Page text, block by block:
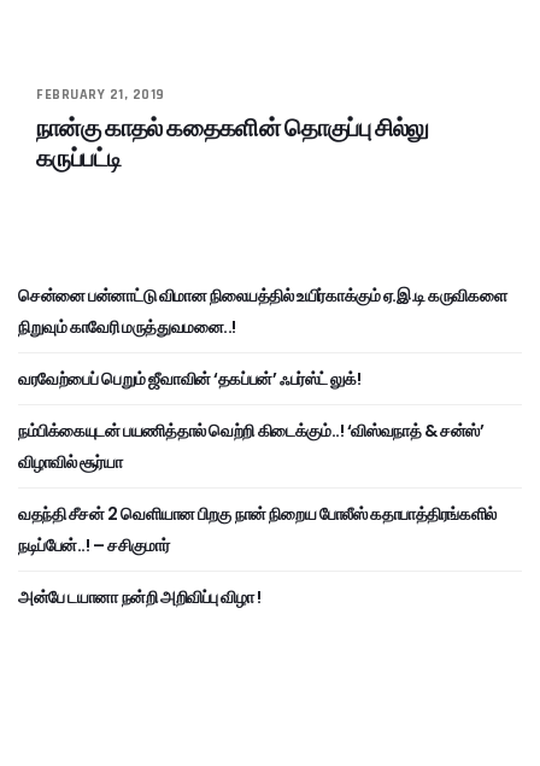
FEBRUARY 21, 2019
நான்கு காதல் கதைகளின் தொகுப்பு சில்லு
கருப்பட்டி
சென்னை பன்னாட்டு விமான நிலையத்தில் உயிர்காக்கும் ஏ.இ.டி கருவிகளை
நிறுவும் காவேரி மருத்துவமனை..!
வரவேற்பைப் பெறும் ஜீவாவின் ‘தகப்பன்’ ஃபர்ஸ்ட் லுக்!
நம்பிக்கையுடன் பயணித்தால் வெற்றி கிடைக்கும்..! ‘விஸ்வநாத் & சன்ஸ்’
விழாவில் சூர்யா
வதந்தி சீசன் 2 வெளியான பிறகு நான் நிறைய போலீஸ் கதாபாத்திரங்களில்
நடிப்பேன்..! – சசிகுமார்
அன்பே டயானா நன்றி அறிவிப்பு விழா !